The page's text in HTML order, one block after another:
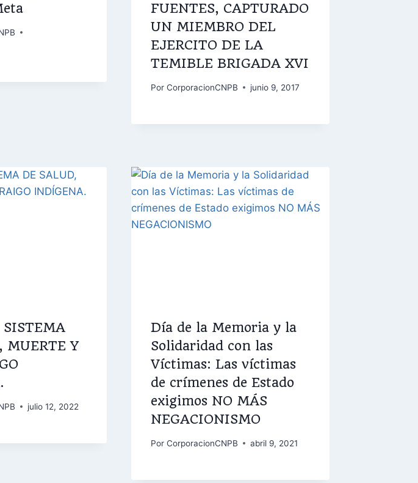
FUENTES, CAPTURADO
UN MIEMBRO DEL
EJERCITO DE LA
TEMIBLE BRIGADA XVI
Por CorporacionCNPB junio 9, 2017
SISTEMA
MUERTE Y
julio 12, 2022
Día de la Memoria y la
Solidaridad con las
Víctimas: Las víctimas
de crímenes de Estado
exigimos NO MÁS
NEGACIONISMO
Por CorporacionCNPB abril 9, 2021